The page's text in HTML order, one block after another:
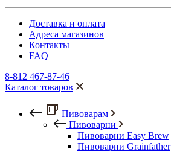
Доставка и оплата
Адреса магазинов
Контакты
FAQ
8-812 467-87-46
Каталог товаров
Пивоварам
Пивоварни
Пивоварни Easy Brew
Пивоварни Grainfather